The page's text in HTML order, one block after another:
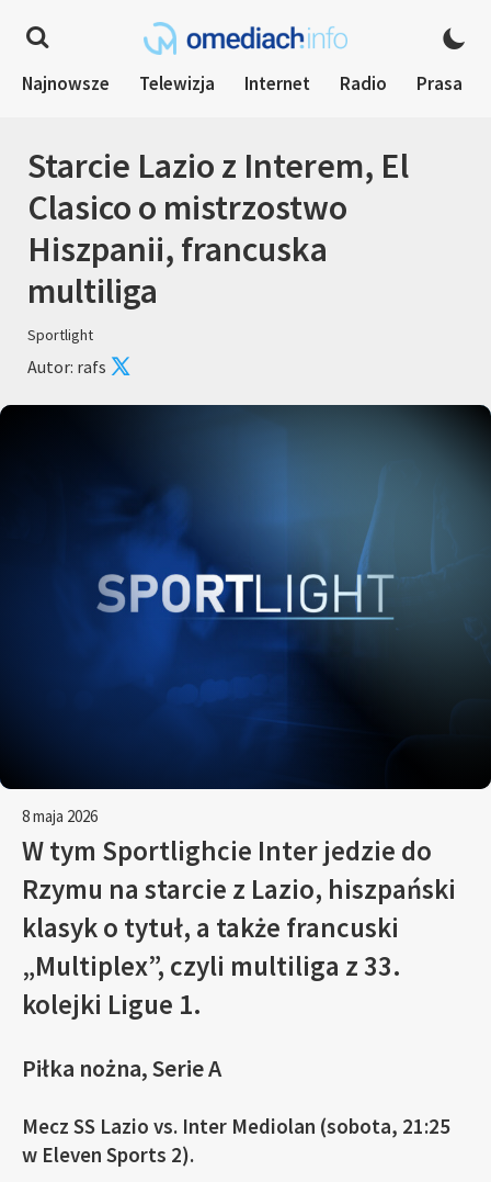
Najnowsze Telewizja Internet Radio Prasa
Starcie Lazio z Interem, El
Clasico o mistrzostwo
Hiszpanii, francuska
multiliga
Sportlight
Autor: rafs
8 maja 2026
W tym Sportlighcie Inter jedzie do
Rzymu na starcie z Lazio, hiszpański
klasyk o tytuł, a także francuski
„Multiplex”, czyli multiliga z 33.
kolejki Ligue 1.
Piłka nożna, Serie A
Mecz SS Lazio vs. Inter Mediolan (sobota, 21:25
w Eleven Sports 2).